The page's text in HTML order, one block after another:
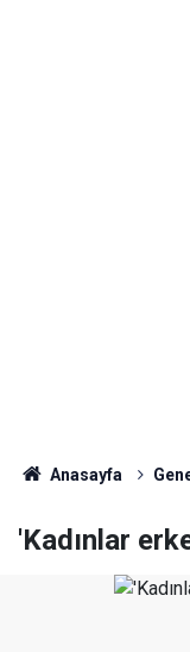
Anasayfa
'Kadınlar